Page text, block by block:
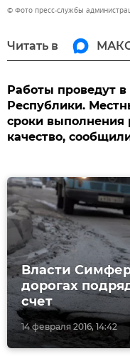
© Фото пресс-службы
Читать в
Работы проведут
Республики.
сроки выполнения
качество,
14 февраля 2016, 14:42
Власти
дорогах
счет